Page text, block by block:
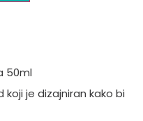
50ml
je dizajniran kako bi